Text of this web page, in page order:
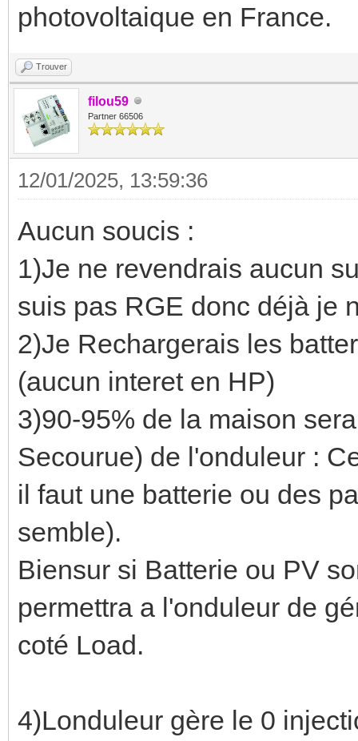
photovoltaique en France.
Trouver
filou59
Partner 66506
12/01/2025, 13:59:36
Aucun soucis :
1)Je ne revendrais aucun
suis pas RGE donc déjà je
2)Je Rechargerais les
(aucun interet en HP)
3)90-95% de la maison
Secourue) de l'onduleur :
il faut une batterie ou des
semble).
Biensur si Batterie ou PV
permettra a l'onduleur de
coté Load.
4)Londuleur gère le 0